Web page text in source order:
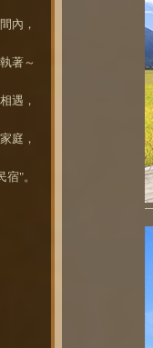
內，
著～
遇，
庭，
宿"。